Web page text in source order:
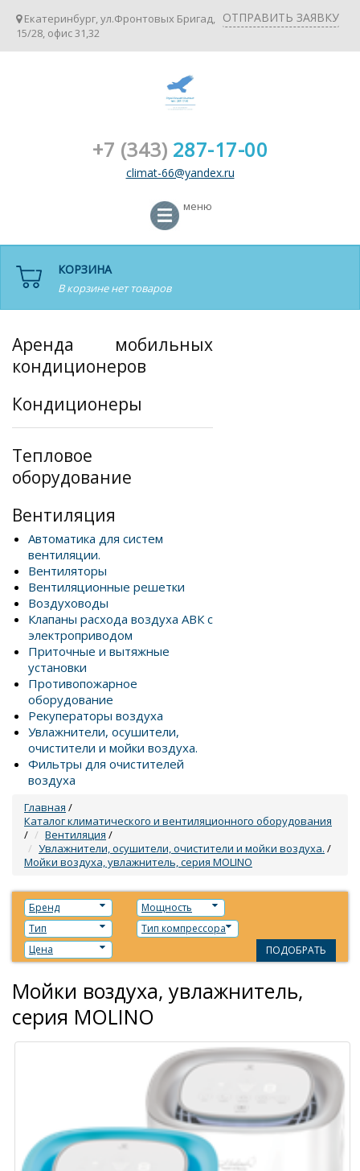
ОТПРАВИТЬ ЗАЯВКУ
Екатеринбург, ул.Фронтовых Бригад,
15/28, офис 31,32
+7 (343) 287-17-00
climat-66@yandex.ru
КОРЗИНА
В корзине нет товаров
меню
Аренда мобильных
кондиционеров
Кондиционеры
Тепловое
оборудование
Вентиляция
Автоматика для систем
вентиляции.
Вентиляторы
Вентиляционные решетки
Воздуховоды
Клапаны расхода воздуха АВК с
электроприводом
Приточные и вытяжные
установки
Противопожарное
оборудование
Рекуператоры воздуха
Увлажнители, осушители,
очистители и мойки воздуха.
Фильтры для очистителей
воздуха
Главная /
Каталог климатического и вентиляционного оборудования
/
Вентиляция /
Увлажнители, осушители, очистители и мойки воздуха. /
Мойки воздуха, увлажнитель, серия MOLINO
Бренд
Мощность
Тип
Тип компрессора
Цена
ПОДОБРАТЬ
Мойки воздуха, увлажнитель,
серия MOLINO